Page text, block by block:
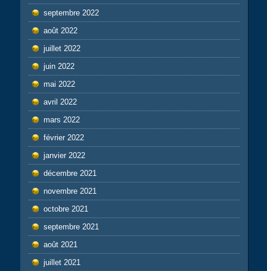
septembre 2022
août 2022
juillet 2022
juin 2022
mai 2022
avril 2022
mars 2022
février 2022
janvier 2022
décembre 2021
novembre 2021
octobre 2021
septembre 2021
août 2021
juillet 2021